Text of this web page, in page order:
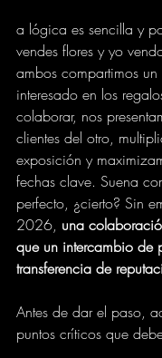
a lógica es sencilla y
vendes flores y yo
ambos compartimos
interesado en los
colaborar, nos
clientes del otro,
exposición y
fechas clave. Suena
perfecto, ¿cierto? Sin
2026, una
que un intercambio de
transferencia de
Antes de dar el paso,
puntos críticos que